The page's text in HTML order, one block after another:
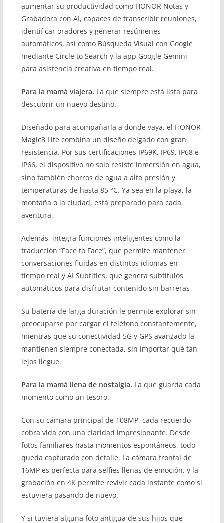
aumentar su productividad como HONOR Notas y
Grabadora con AI, capaces de transcribir reuniones,
identificar oradores y generar resúmenes
automáticos, así como Búsqueda Visual con Google
mediante Circle to Search y la app Google Gemini
para asistencia creativa en tiempo real.
Para la mamá viajera. La que siempre está lista para
descubrir un nuevo destino.
Diseñado para acompañarla a donde vaya, el HONOR
Magic8 Lite combina un diseño delgado con gran
resistencia. Por sus certificaciones IP69K, IP69, IP68 e
IP66, el dispositivo no solo resiste inmersión en agua,
sino también chorros de agua a alta presión y
temperaturas de hasta 85 °C. Ya sea en la playa, la
montaña o la ciudad, está preparado para cada
aventura.
Además, integra funciones inteligentes como la
traducción “Face to Face”, que permite mantener
conversaciones fluidas en distintos idiomas en
tiempo real y AI Subtitles, que genera subtítulos
automáticos para disfrutar contenido sin barreras
Su batería de larga duración le permite explorar sin
preocuparse por cargar el teléfono constantemente,
mientras que su conectividad 5G y GPS avanzado la
mantienen siempre conectada, sin importar qué tan
lejos llegue.
Para la mamá llena de nostalgia. La que guarda cada
momento como un tesoro.
Con su cámara principal de 108MP, cada recuerdo
cobra vida con una claridad impresionante. Desde
fotos familiares hasta momentos espontáneos, todo
queda capturado con detalle. La cámara frontal de
16MP es perfecta para selfies llenas de emoción, y la
grabación en 4K permite revivir cada instante como si
estuviera pasando de nuevo.
Y si tuviera alguna foto antigua de sus hijos que